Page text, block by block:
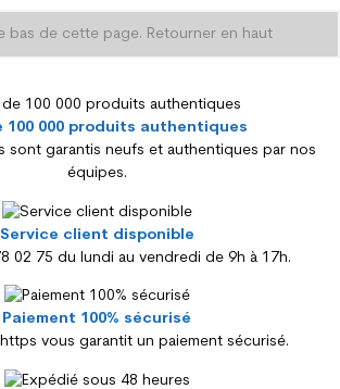
bas de cette page. Retourner en haut
100 000 produits authentiques
sont garantis neufs et authentiques par nos
équipes.
Service client disponible
02 75 du lundi au vendredi de 9h à 17h.
Paiement 100% sécurisé
vous garantit un paiement sécurisé.